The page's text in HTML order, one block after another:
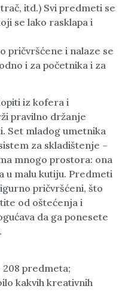
itd.) Svi predmeti se
se lako rasklapa i
pričvršćene i nalaze se
i za početnika i za
iz kofera i
pravilno držanje
Set mladog umetnika
za skladištenje –
mnogo prostora: ona
u malu kutiju. Predmeti
pričvršćeni, što
od oštećenja i
da ga ponesete
predmeta;
kakvih kreativnih